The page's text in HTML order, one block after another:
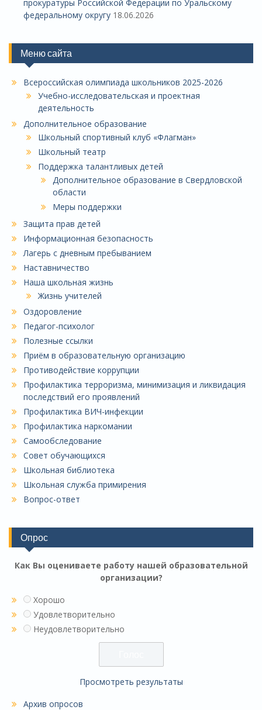
прокуратуры Российской Федерации по Уральскому
федеральному округу 18.06.2026
Меню сайта
Всероссийская олимпиада школьников 2025-2026
Учебно-исследовательская и проектная
деятельность
Дополнительное образование
Школьный спортивный клуб «Флагман»
Школьный театр
Поддержка талантливых детей
Дополнительное образование в Свердловской
области
Меры поддержки
Защита прав детей
Информационная безопасность
Лагерь с дневным пребыванием
Наставничество
Наша школьная жизнь
Жизнь учителей
Оздоровление
Педагог-психолог
Полезные ссылки
Приём в образовательную организацию
Противодействие коррупции
Профилактика терроризма, минимизация и ликвидация
последствий его проявлений
Профилактика ВИЧ-инфекции
Профилактика наркомании
Самообследование
Совет обучающихся
Школьная библиотека
Школьная служба примирения
Вопрос-ответ
Опрос
Как Вы оцениваете работу нашей образовательной
организации?
Хорошо
Удовлетворительно
Неудовлетворительно
Просмотреть результаты
Архив опросов